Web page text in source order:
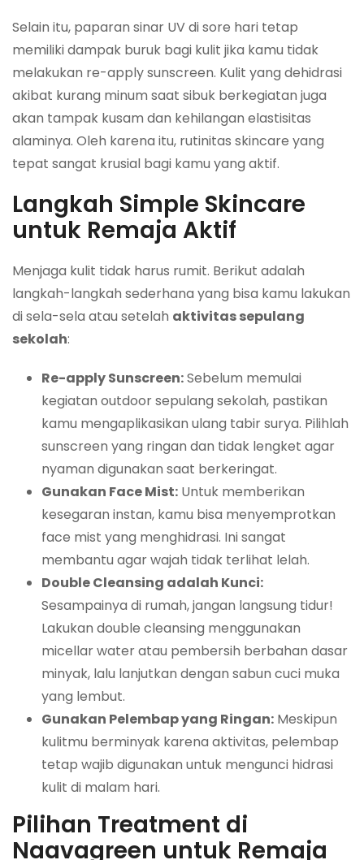
Selain itu, paparan sinar UV di sore hari tetap
memiliki dampak buruk bagi kulit jika kamu tidak
melakukan re-apply sunscreen. Kulit yang dehidrasi
akibat kurang minum saat sibuk berkegiatan juga
akan tampak kusam dan kehilangan elastisitas
alaminya. Oleh karena itu, rutinitas skincare yang
tepat sangat krusial bagi kamu yang aktif.
Langkah Simple Skincare
untuk Remaja Aktif
Menjaga kulit tidak harus rumit. Berikut adalah
langkah-langkah sederhana yang bisa kamu lakukan
di sela-sela atau setelah aktivitas sepulang
sekolah:
Re-apply Sunscreen:Sebelum memulai
kegiatan outdoor sepulang sekolah, pastikan
kamu mengaplikasikan ulang tabir surya. Pilihlah
sunscreen yang ringan dan tidak lengket agar
nyaman digunakan saat berkeringat.
Gunakan Face Mist: Untuk memberikan
kesegaran instan, kamu bisa menyemprotkan
face mist yang menghidrasi. Ini sangat
membantu agar wajah tidak terlihat lelah.
Double Cleansing adalah Kunci:
Sesampainya di rumah, jangan langsung tidur!
Lakukan double cleansing menggunakan
micellar water atau pembersih berbahan dasar
minyak, lalu lanjutkan dengan sabun cuci muka
yang lembut.
Gunakan Pelembap yang Ringan: Meskipun
kulitmu berminyak karena aktivitas, pelembap
tetap wajib digunakan untuk mengunci hidrasi
kulit di malam hari.
Pilihan Treatment di
Naavagreen untuk Remaja